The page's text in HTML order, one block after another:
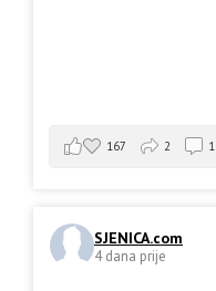
167 2
SJENICA.com
4 dana prije